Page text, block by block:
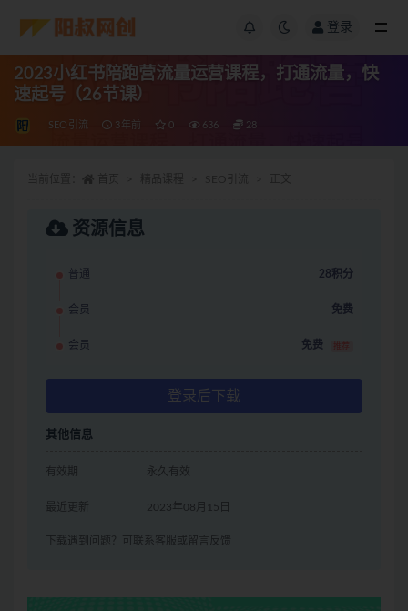
登录
2023小红书陪跑营流量运营课程，打通流量，快
速起号（26节课）
SEO引流 3年前 0 636 28
资源信息
普通 28积分
会员 免费
会员 免费 推荐
登录后下载
其他信息
有效期 永久有效
最近更新 2023年08月15日
下载遇到问题？可联系客服或留言反馈